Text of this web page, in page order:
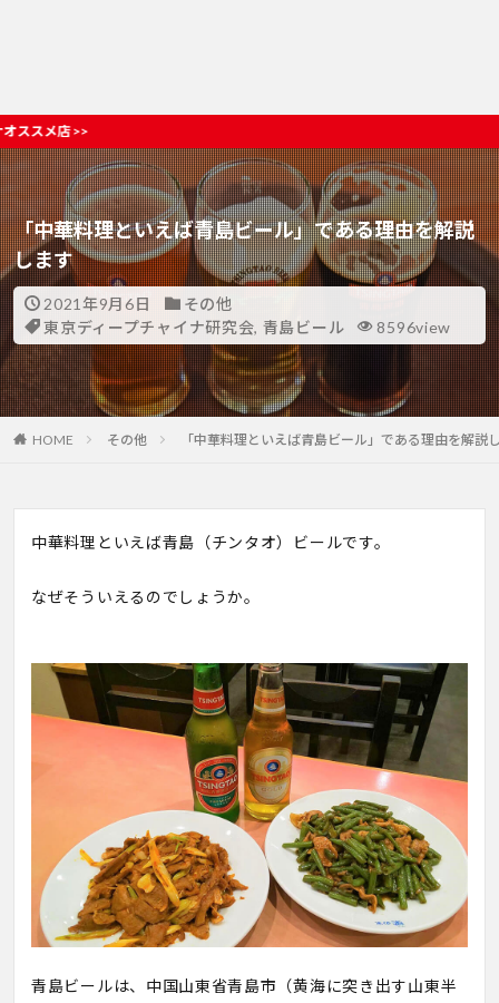
「中華料理といえば青島ビール」である理由を解説
します
2021年9月6日
その他
東京ディープチャイナ研究会, 青島ビール 8596view
HOME その他 「中華料理といえば青島ビール」である理由を解説
中華料理といえば青島（チンタオ）ビールです。
なぜそういえるのでしょうか。
青島ビールは、中国山東省青島市（黄海に突き出す山東半